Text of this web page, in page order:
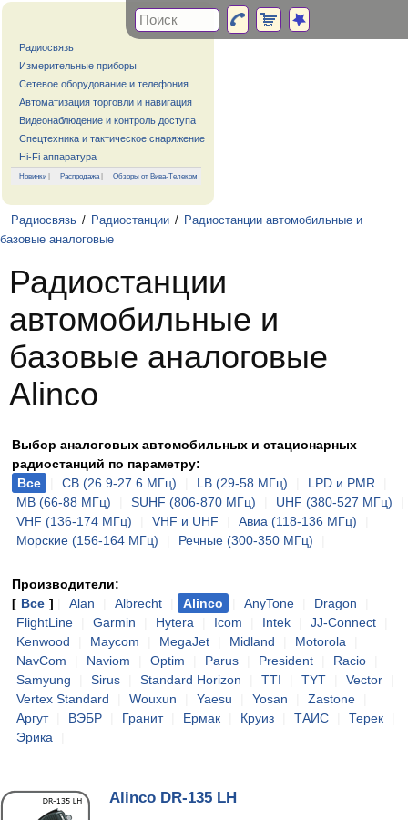
Радиосвязь
Измерительные приборы
Сетевое оборудование и телефония
Автоматизация торговли и навигация
Видеонаблюдение и контроль доступа
Спецтехника и тактическое снаряжение
Hi-Fi аппаратура
Новинки | Распродажа| Обзоры от Вива-Телеком
Радиосвязь / Радиостанции / Радиостанции автомобильные и
базовые аналоговые
Радиостанции
автомобильные и
базовые аналоговые
Alinco
Выбор аналоговых автомобильных и стационарных
радиостанций по параметру:
Все
CB (26.9-27.6 МГц) LB (29-58 МГц) LPD и PMR
MB (66-88 МГц)
SUHF (806-870 МГц) UHF (380-527 МГц)
VHF (136-174 МГц)
VHF и UHF Авиа (118-136 МГц)
Морские (156-164 МГц)
Речные (300-350 МГц)
Производители:
[ Все ] Alan Albrecht Alinco AnyTone Dragon
FlightLine
Garmin Hytera Icom Intek JJ-Connect
Kenwood
Maycom MegaJet Midland Motorola
NavCom
Naviom Optim Parus President Racio
Samyung
Sirus Standard Horizon TTI TYT Vector
Vertex Standard
Wouxun Yaesu Yosan Zastone
Аргут
ВЭБР Гранит Ермак Круиз ТАИС Терек
Эрика
Alinco DR-135 LH